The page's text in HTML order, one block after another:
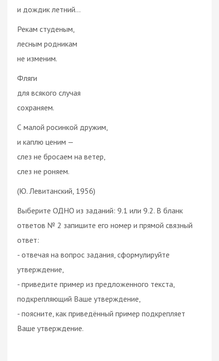
и дождик летний...
Рекам студеным,
лесным родникам
не изменим.
Фляги
для всякого случая
сохраняем.
С малой росинкой дружим,
и каплю ценим —
слез не бросаем на ветер,
слез не роняем.
(Ю. Левитанский, 1956)
Выберите ОДНО из заданий: 9.1 или 9.2. В бланк
ответов № 2 запишите его номер и прямой связный
ответ:
- отвечая на вопрос задания, сформулируйте
утверждение,
- приведите пример из предложенного текста,
подкрепляющий Ваше утверждение,
- поясните, как приведённый пример подкрепляет
Ваше утверждение.